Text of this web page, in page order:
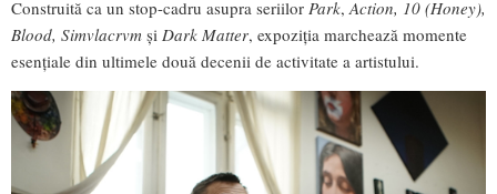
Construită ca un stop-cadru asupra seriilor Park,Action, 10 (Honey),
Blood, Simvlacrvm și Dark Matter, expoziția marchează momente
esențiale din ultimele două decenii de activitate a artistului.